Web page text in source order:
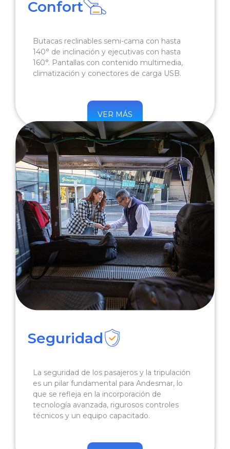
Confort
Butacas reclinables semi-cama con hasta
140° de inclinación y ejecutivas con hasta
160°. Pantallas con contenido multimedia,
climatización y conectores de carga USB.
VER MÁS
Seguridad
La seguridad de los pasajeros y la tripulación
es un pilar fundamental para Andesmar, lo
que se refleja en la incorporación de
tecnología avanzada, rigurosos controles
técnicos y un equipo capacitado.